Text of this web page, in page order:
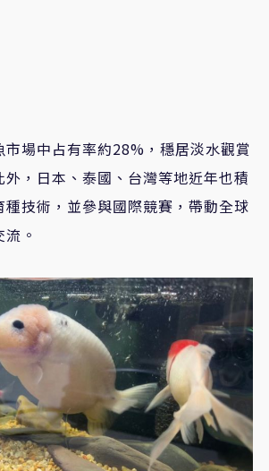
場中占有率約28%，穩居淡水觀賞
，日本、泰國、台灣等地近年也積
技術，並參與國際競賽，帶動全球
。